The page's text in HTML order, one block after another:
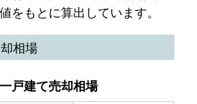
をもとに算出しています。
相場
戸建て売却相場